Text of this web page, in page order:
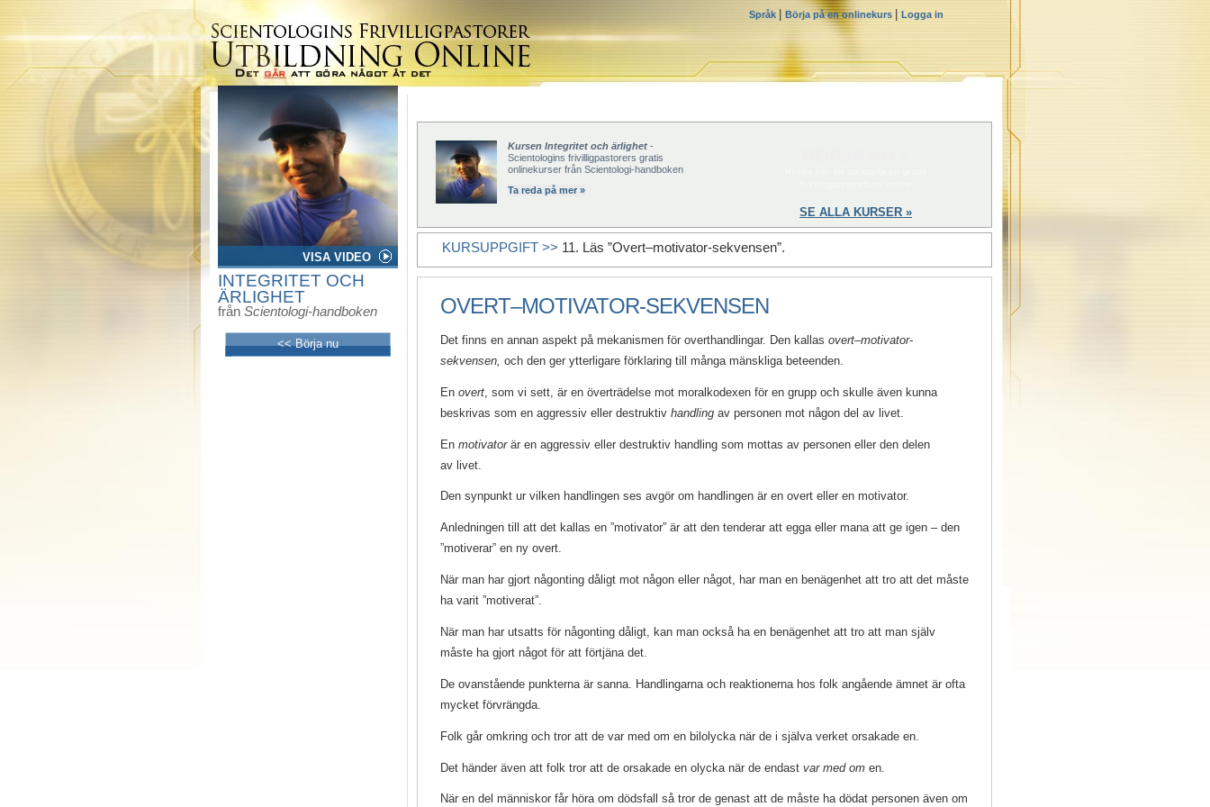
Språk Börja på en onlinekurs Logga in
VISA VIDEO
INTEGRITET OCH
ÄRLIGHET
från Scientologi-handboken
<< Börja nu
Kursen Integritet och ärlighet -
Scientologins frivilligpastorers gratis
onlinekurser från Scientologi-handboken
Ta reda på mer »
SE ALLA KURSER »
KURSUPPGIFT >> 11. Läs ”Overt–motivator-sekvensen”.
OVERT–MOTIVATOR-SEKVENSEN
Det finns en annan aspekt på mekanismen för overthandlingar. Den kallas overt–motivator-
sekvensen, och den ger ytterligare förklaring till många mänskliga beteenden.
En overt , som vi sett, är en överträdelse mot moralkodexen för en grupp och skulle även kunna
beskrivas som en aggressiv eller destruktiv handling av personen mot någon del av livet.
En motivatorär en aggressiv eller destruktiv handling som mottas av personen eller den delen
av livet.
Den synpunkt ur vilken handlingen ses avgör om handlingen är en overt eller en motivator.
Anledningen till att det kallas en ”motivator” är att den tenderar att egga eller mana att ge igen – den
”motiverar” en ny overt.
När man har gjort någonting dåligt mot någon eller något, har man en benägenhet att tro att det måste
ha varit ”motiverat”.
När man har utsatts för någonting dåligt, kan man också ha en benägenhet att tro att man själv
måste ha gjort något för att förtjäna det.
De ovanstående punkterna är sanna. Handlingarna och reaktionerna hos folk angående ämnet är ofta
mycket förvrängda.
Folk går omkring och tror att de var med om en bilolycka när de i själva verket orsakade en.
Det händer även att folk tror att de orsakade en olycka när de endast var med om en.
När en del människor får höra om dödsfall så tror de genast att de måste ha dödat personen även om